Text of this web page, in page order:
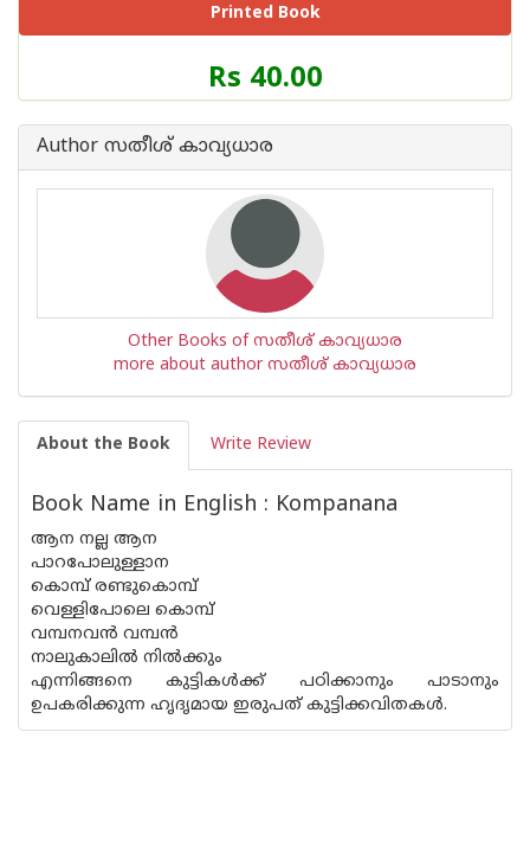
Printed Book
Price
of
Book
Rs 40.00
Author സതീശ് കാവ്യധാര
Other Books of സതീശ് കാവ്യധാര
more about author സതീശ് കാവ്യധാര
About the Book Write Review
Book Name in English : Kompanana
ആന നല്ല ആന
പാറപോലുള്ളാന
കൊമ്പ് രണ്ടുകൊമ്പ്
വെള്ളിപോലെ കൊമ്പ്
വമ്പനവന്‍ വമ്പന്‍
നാലുകാലില്‍ നില്‍ക്കും
എന്നിങ്ങനെ കുട്ടികള്‍ക്ക് പഠിക്കാനും പാടാനും
ഉപകരിക്കുന്ന ഹൃദൃമായ ഇരുപത് കുട്ടിക്കവിതകള്‍.